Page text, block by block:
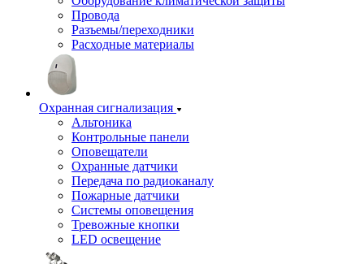
Провода
Разъемы/переходники
Расходные материалы
Охранная сигнализация
Альтоника
Контрольные панели
Оповещатели
Охранные датчики
Передача по радиоканалу
Пожарные датчики
Системы оповещения
Тревожные кнопки
LED освещение